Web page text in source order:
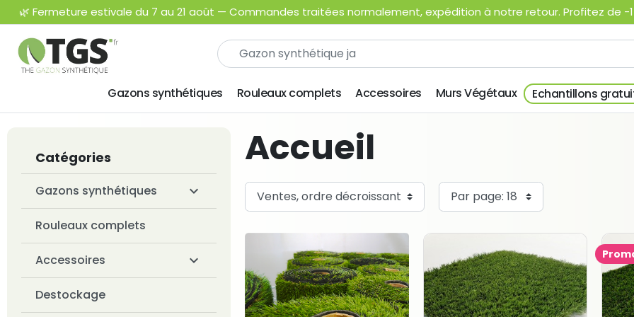
🌿 Fermeture estivale du 7 au 21 août — Commandes traitées normalement, expédition à notre retour. Profitez de -
Gazons synthétiques Rouleaux complets Accessoires Murs Végétaux Echantillons
Catégories
Gazons synthétiques 
Rouleaux complets
Accessoires 
Destockage
Accueil